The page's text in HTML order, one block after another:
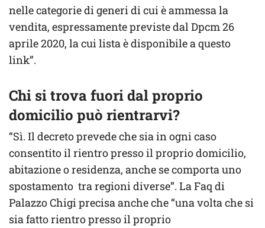
nelle categorie di generi di cui è ammessa la
vendita, espressamente previste dal Dpcm 26
aprile 2020, la cui lista è disponibile a questo
link”.
Chi si trova fuori dal proprio
domicilio può rientrarvi?
“Sì. Il decreto prevede che sia in ogni caso
consentito il rientro presso il proprio domicilio,
abitazione o residenza, anche se comporta uno
spostamento tra regioni diverse”. La Faq di
Palazzo Chigi precisa anche che “una volta che si
sia fatto rientro presso il proprio